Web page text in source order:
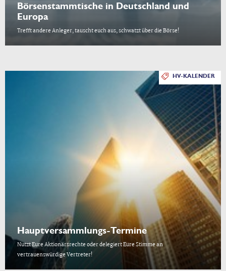
Börsenstammtische in Deutschland und
Europa
Trefft andere Anleger, tauscht euch aus, schwatzt über die Börse!
HV-KALENDER
Hauptversammlungs-Termine
Nutzt Eure Aktionärsrechte oder delegiert Eure Stimme an
vertrauenswürdige Vertreter!